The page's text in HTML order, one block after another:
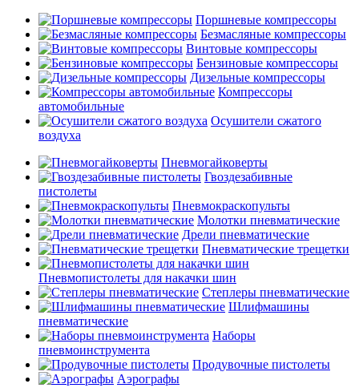
Поршневые компрессоры
Безмасляные компрессоры
Винтовые компрессоры
Бензиновые компрессоры
Дизельные компрессоры
Компрессоры
автомобильные
Осушители сжатого
воздуха
Пневмогайковерты
Гвоздезабивные
пистолеты
Пневмокраскопульты
Молотки пневматические
Дрели пневматические
Пневматические трещетки
Пневмопистолеты для накачки шин
Степлеры пневматические
Шлифмашины
пневматические
Наборы
пневмоинструмента
Продувочные пистолеты
Аэрографы